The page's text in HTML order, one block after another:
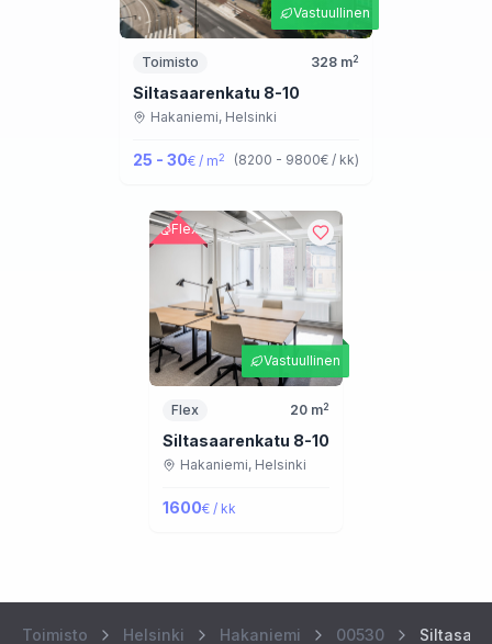
Vastuullinen
Toimisto 328 m2
Siltasaarenkatu 8-10
Hakaniemi, Helsinki
25 - 30€ / m2 (8200 - 9800€ / kk)
Vastuullinen
Flex
Flex 20 m2
Siltasaarenkatu 8-10
Hakaniemi, Helsinki
1600€ / kk
Toimisto Helsinki Hakaniemi 00530